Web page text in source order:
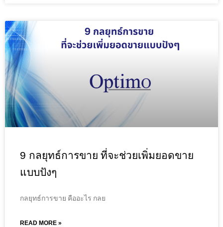
9 กลยุทธ์การขาย ที่จะช่วยเพิ่มยอดขาย
แบบปังๆ
กลยุทธ์การขาย คืออะไร กลย
READ MORE »